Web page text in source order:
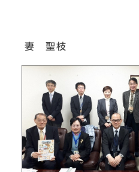
北区
妻 聖枝